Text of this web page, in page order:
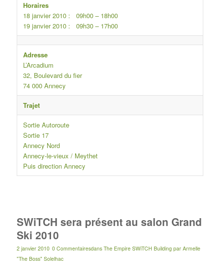
Horaires
18 janvier 2010 : 09h00 – 18h00
19 janvier 2010 : 09h30 – 17h00
Adresse
L’Arcadium
32, Boulevard du fier
74 000 Annecy
Trajet
Sortie Autoroute
Sortie 17
Annecy Nord
Annecy-le-vieux / Meythet
Puis direction Annecy
SWiTCH sera présent au salon Grand
Ski 2010
2 janvier 2010 0 Commentairesdans The Empire SWiTCH Building par Armelle
"The Boss" Solelhac